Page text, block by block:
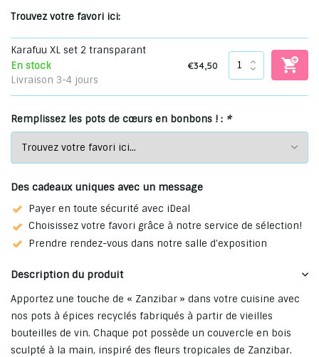
Trouvez votre favori ici:
Karafuu XL set 2 transparant
En stock
Livraison 3-4 jours
€34,50
Remplissez les pots de cœurs en bonbons ! : *
Des cadeaux uniques avec un message
Payer en toute sécurité avec iDeal
Choisissez votre favori grâce à notre service de sélection!
Prendre rendez-vous dans notre salle d'exposition
Description du produit
Apportez une touche de « Zanzibar » dans votre cuisine avec
nos pots à épices recyclés fabriqués à partir de vieilles
bouteilles de vin. Chaque pot possède un couvercle en bois
sculpté à la main, inspiré des fleurs tropicales de Zanzibar.